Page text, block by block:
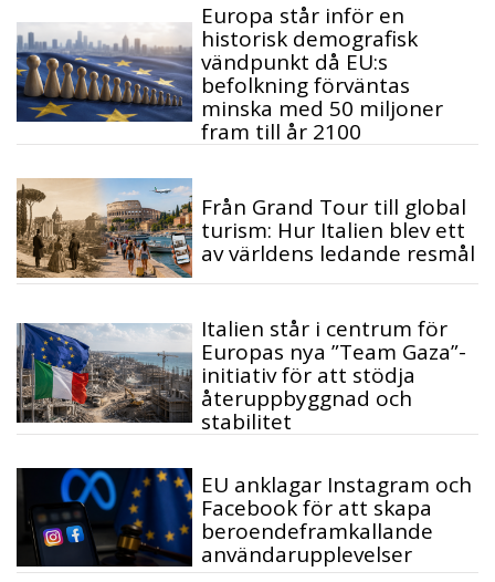
Europa står inför en
historisk demografisk
vändpunkt då EU:s
befolkning förväntas
minska med 50 miljoner
fram till år 2100
Från Grand Tour till global
turism: Hur Italien blev ett
av världens ledande resmål
Italien står i centrum för
Europas nya ”Team Gaza”-
initiativ för att stödja
återuppbyggnad och
stabilitet
EU anklagar Instagram och
Facebook för att skapa
beroendeframkallande
användarupplevelser